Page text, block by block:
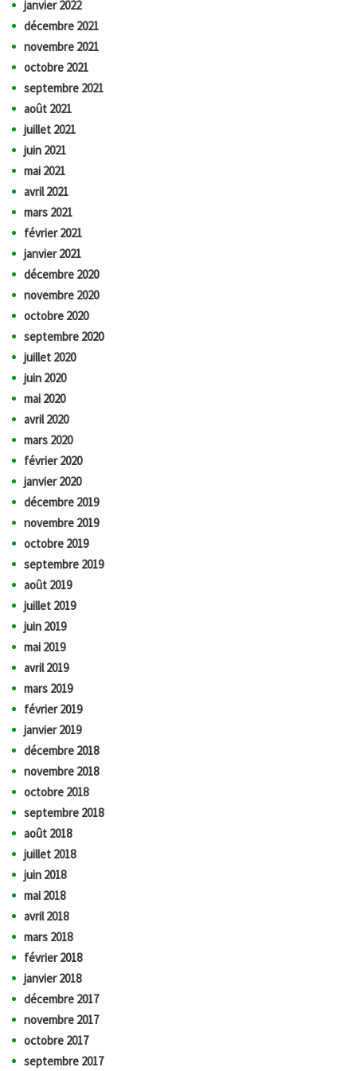
janvier 2022
décembre 2021
novembre 2021
octobre 2021
septembre 2021
août 2021
juillet 2021
juin 2021
mai 2021
avril 2021
mars 2021
février 2021
janvier 2021
décembre 2020
novembre 2020
octobre 2020
septembre 2020
juillet 2020
juin 2020
mai 2020
avril 2020
mars 2020
février 2020
janvier 2020
décembre 2019
novembre 2019
octobre 2019
septembre 2019
août 2019
juillet 2019
juin 2019
mai 2019
avril 2019
mars 2019
février 2019
janvier 2019
décembre 2018
novembre 2018
octobre 2018
septembre 2018
août 2018
juillet 2018
juin 2018
mai 2018
avril 2018
mars 2018
février 2018
janvier 2018
décembre 2017
novembre 2017
octobre 2017
septembre 2017